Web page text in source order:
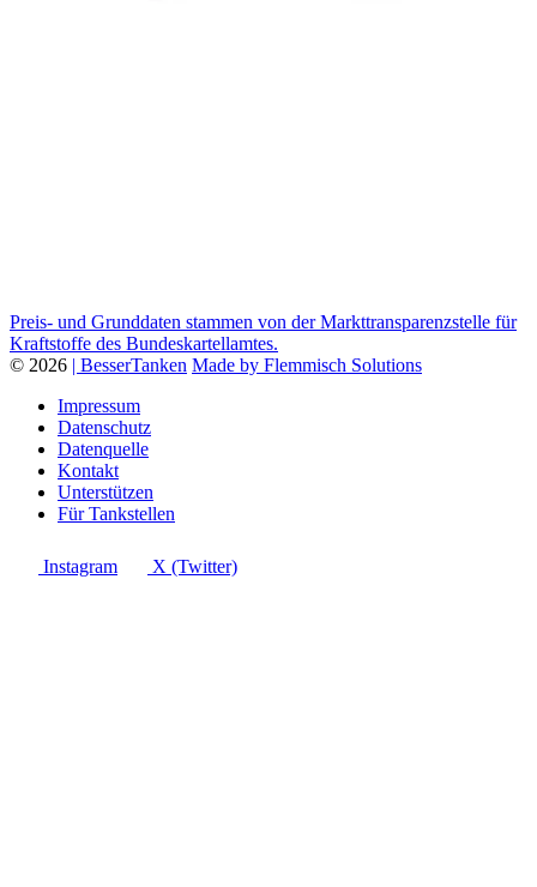
Preis- und Grunddaten stammen von der Markttransparenzstelle für
Kraftstoffe des Bundeskartellamtes.
© 2026 | BesserTanken Made by Flemmisch Solutions
Impressum
Datenschutz
Datenquelle
Kontakt
Unterstützen
Für Tankstellen
Instagram X (Twitter)